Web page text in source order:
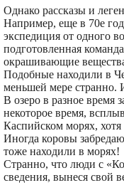
Однако рассказы и
Например, еще в 70е
экспедиция от одного
подготовленная
окрашивающие
Подобные находили в
меньшей мере странно.
В озеро в разное время
некоторое время,
Каспийском морях, хотя
Иногда коровы
тоже находили в морях!
Странно, что люди с
сведения, вынеся свой